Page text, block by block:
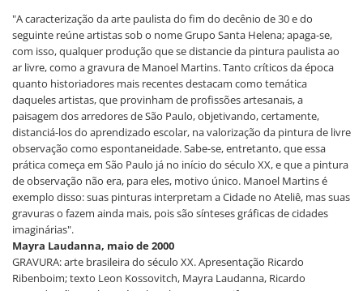
"A caracterização da arte paulista do fim do decênio de 30 e do
seguinte reúne artistas sob o nome Grupo Santa Helena; apaga-se,
com isso, qualquer produção que se distancie da pintura paulista ao
ar livre, como a gravura de Manoel Martins. Tanto críticos da época
quanto historiadores mais recentes destacam como temática
daqueles artistas, que provinham de profissões artesanais, a
paisagem dos arredores de São Paulo, objetivando, certamente,
distanciá-los do aprendizado escolar, na valorização da pintura de livre
observação como espontaneidade. Sabe-se, entretanto, que essa
prática começa em São Paulo já no início do século XX, e que a pintura
de observação não era, para eles, motivo único. Manoel Martins é
exemplo disso: suas pinturas interpretam a Cidade no Ateliê, mas suas
gravuras o fazem ainda mais, pois são sínteses gráficas de cidades
imaginárias".
Mayra Laudanna, maio de 2000
GRAVURA: arte brasileira do século XX. Apresentação Ricardo
Ribenboim; texto Leon Kossovitch, Mayra Laudanna, Ricardo